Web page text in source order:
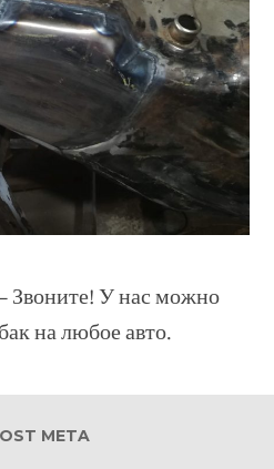
Звоните! У нас можно
на любое авто.
META